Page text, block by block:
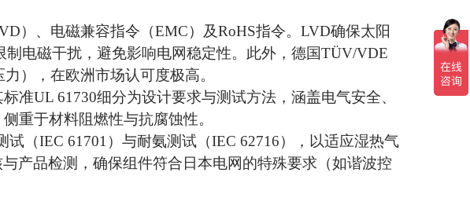
）、电磁兼容指令（EMC）及RoHS指令。LVD确保太阳
电磁干扰，避免影响电网稳定性。此外，德国TÜV/VDE
），在欧洲市场认可度极高。
准UL 61730细分为设计要求与测试方法，涵盖电气安全、
重于材料阻燃性与抗腐蚀性。
（IEC 61701）与耐氨测试（IEC 62716），以适应湿热气
产品检测，确保组件符合日本电网的特殊要求（如谐波控